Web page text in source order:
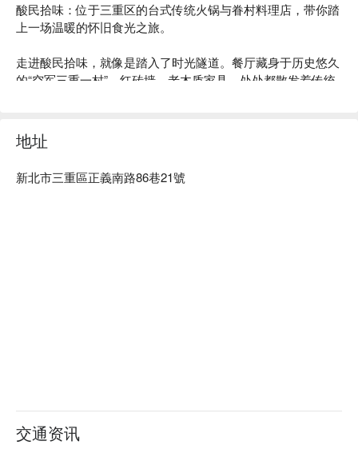
酸民拾味：位于三重区的台式传统火锅与眷村料理店，带你踏
上一场温暖的怀旧食光之旅。
走进酸民拾味，就像是踏入了时光隧道。餐厅藏身于历史悠久
的“空军三重一村”，红砖墙、老木质家具，处处都散发着传统
在地人都爱这里的原因很简单：他们家超懂分享的快乐！招牌
家常味，暖心又暖胃。最后再来一杯店家自制的乌梅汁或杨桃
Dependents' Village Flavor Sour Cabbage Chicken Soup Hot
Pot Double Set Meal) | 情侣/闺蜜必点！套餐里全是经典眷村
地址
新北市三重區正義南路86巷21號
交通资讯